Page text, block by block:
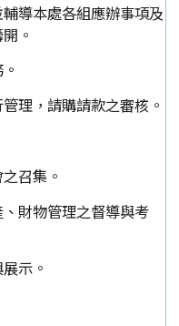
導本處各組應辦事項及
。
理，請購請款之審核。
召集。
財物管理之督導與考
示。